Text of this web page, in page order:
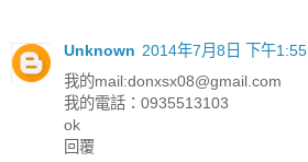
Unknown 2014年7月8日 下午1:55
我的mail:donxsx08@gmail.com
我的電話：0935513103
ok
回覆